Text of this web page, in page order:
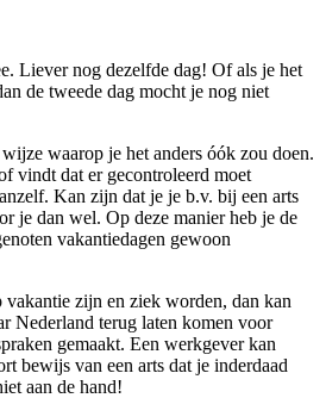
Liever nog dezelfde dag! Of als je het
de tweede dag mocht je nog niet
waarop je het anders óók zou doen.
vindt dat er gecontroleerd moet
Kan zijn dat je je b.v. bij een arts
je dan wel. Op deze manier heb je de
vakantiedagen gewoon
zijn en ziek worden, dan kan
Nederland terug laten komen voor
gemaakt. Een werkgever kan
bewijs van een arts dat je inderdaad
aan de hand!